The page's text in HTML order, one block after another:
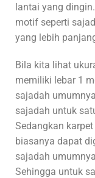
lantai yang
motif seperti
yang lebih
Bila kita lihat
memiliki lebar 1
sajadah
sajadah untuk
Sedangkan
biasanya dapat
sajadah
Sehingga untuk